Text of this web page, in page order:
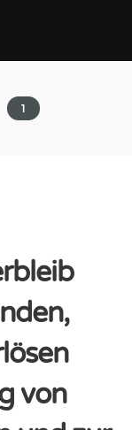
1
von